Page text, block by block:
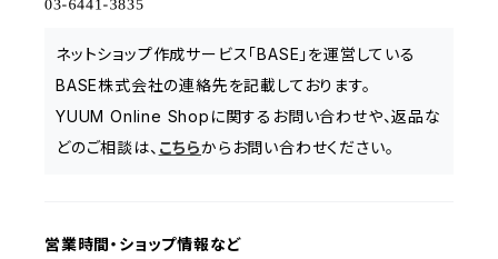
ネットショップ作成サービス「BASE」を運営している
BASE株式会社の連絡先を記載しております。
YUUM Online Shopに関するお問い合わせや、返品な
どのご相談は、 こちらからお問い合わせください。
営業時間・ショップ情報など